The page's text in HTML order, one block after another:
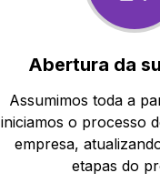
Abertura da
Assumimos toda a
iniciamos o processo
empresa,
etapas do